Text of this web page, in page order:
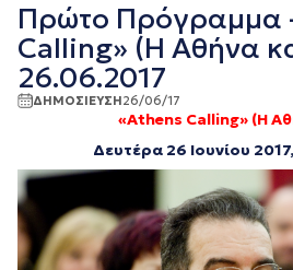
Πρώτο Πρόγραμμα
Calling» (Η Αθήνα
26.06.2017
ΔΗΜΟΣΙΕΥΣΗ26/06/17
«Athens Calling» (Η
Δευτέρα 26 Iουνίου